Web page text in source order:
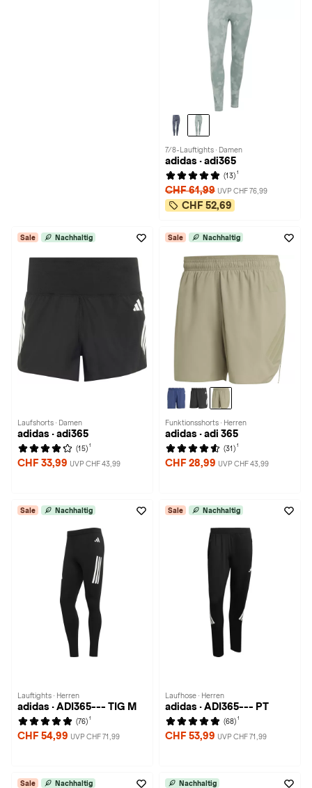
7/8-Lauftights · Damen
adidas · adi365
(13) 1
CHF 61,99 UVP CHF 76,99
CHF 52,69
Sale Nachhaltig
Laufshorts · Damen
adidas · adi365
(15) 1
CHF 33,99 UVP CHF 43,99
Sale Nachhaltig
Funktionsshorts · Herren
adidas · adi 365
(31) 1
CHF 28,99 UVP CHF 43,99
Sale Nachhaltig
Lauftights · Herren
adidas · ADI365--- TIG M
(76) 1
CHF 54,99 UVP CHF 71,99
Sale Nachhaltig
Laufhose · Herren
adidas · ADI365--- PT
(68) 1
CHF 53,99 UVP CHF 71,99
Sale Nachhaltig Nachhaltig